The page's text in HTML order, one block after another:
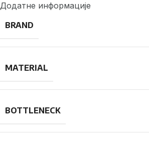
Додатне информације
BRAND
MATERIAL
BOTTLENECK